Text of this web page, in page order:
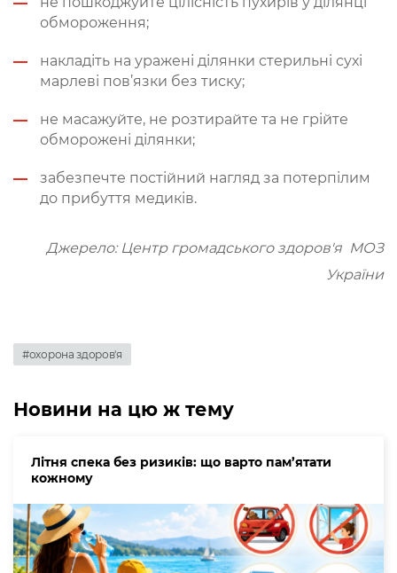
обмороження;
накладіть на уражені ділянки стерильні сухі
марлеві пов’язки без тиску;
не масажуйте, не розтирайте та не грійте
обморожені ділянки;
забезпечте постійний нагляд за потерпілим
до прибуття медиків.
Джерело: Центр громадського здоров'я МОЗ
України
#охорона здоров'я
Новини на цю ж тему
Літня спека без ризиків: що варто пам’ятати
кожному